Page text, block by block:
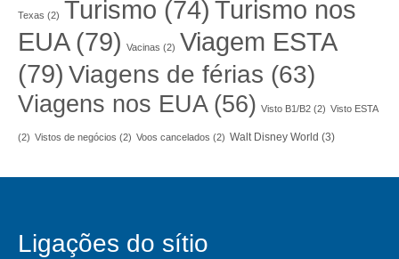
Texas (2) Turismo (74) Turismo nos
EUA(79) Vacinas (2) Viagem ESTA
(79) Viagens de férias (63)
Viagens nos EUA(56) Visto B1/B2 (2) Visto ESTA
(2) Vistos de negócios (2) Voos cancelados (2) Walt Disney World (3)
Ligações do sítio